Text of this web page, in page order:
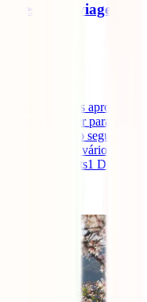
a tua viagem
que possas aproveitar
e trazer para casa
Para além do seguro de
viagem, são vários os
conta. Contents1 Dicas